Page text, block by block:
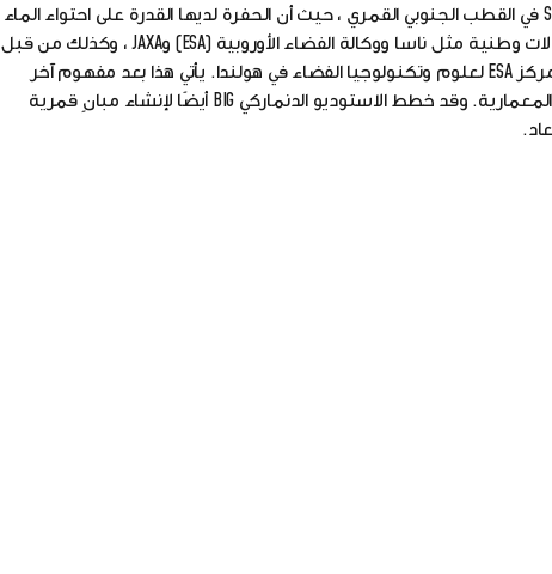
تم تصميم قاعدة القمر لتكون مبنية بالقرب من حافة فوهة Shackleton في القطب الجنوبي القمري ، حيث أن الحفرة لديها القدرة على احتواء الماء
المجمد. يمكن استخدام مشروع Lunar Habitat Master Plan من قبل وكالات وطنية مثل ناسا ووكالة الفضاء الأوروبية (ESA) وJAXA ، وكذلك من قبل
شركات الفضاء التجارية ، وقد تم الكشف عنها على خشبة المسرح في مركز ESA لعلوم وتكنولوجيا الفضاء في هولندا. يأتي هذا بعد مفهوم آخر
للمباني القمرية القابلة للنفخ ، Moon Village من استوديو SOM للهندسة المعمارية. وقد خطط الاستوديو الدنماركي BIG أيضًا لإنشاء مبانٍ قمرية